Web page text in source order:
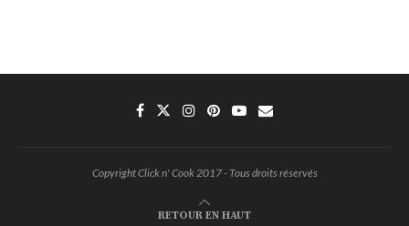
Copyright Click n' Cook 2017 - Tous droits réservés
RETOUR EN HAUT